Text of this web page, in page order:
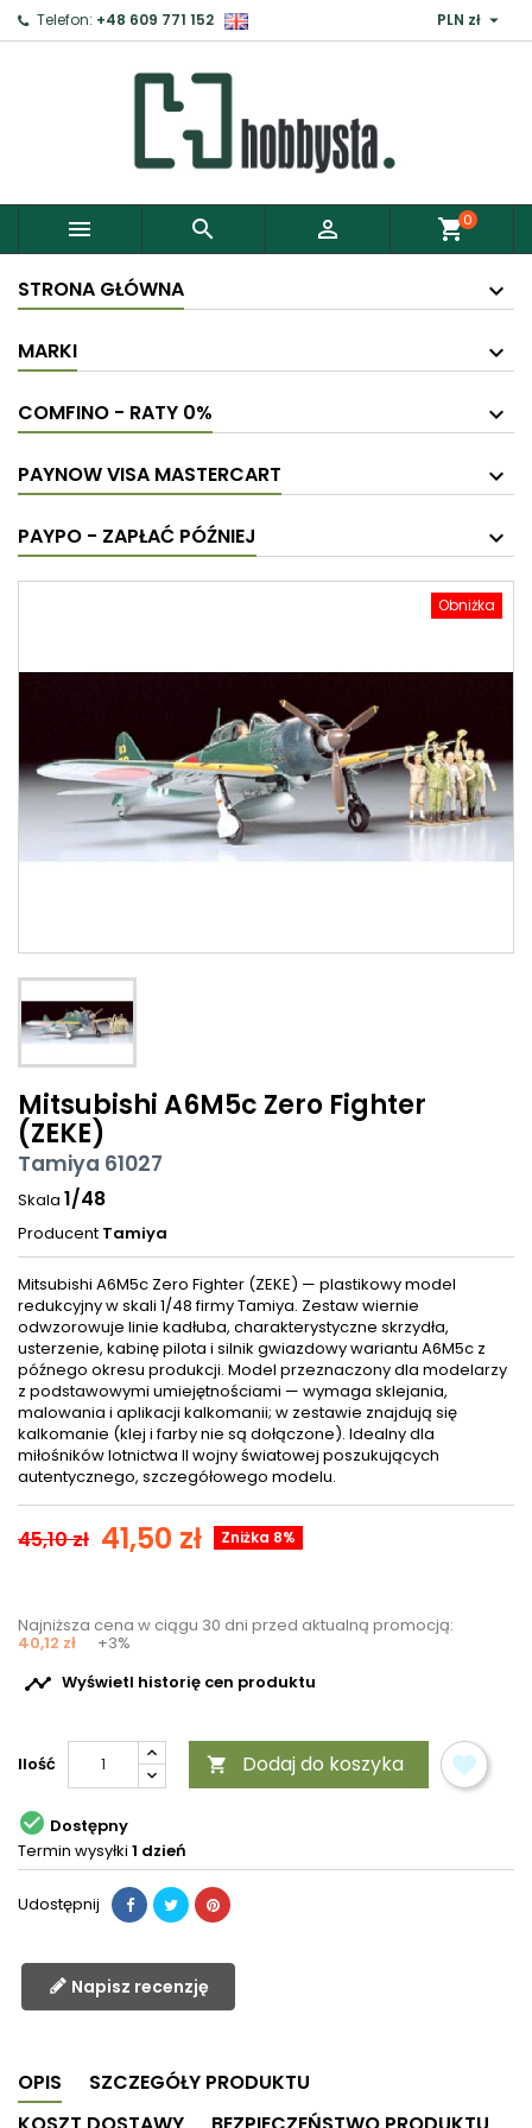
Telefon: +48 609 771 152 PLN zł 
   shopping_cart0
STRONA GŁÓWNA
MARKI
COMFINO - RATY 0%
PAYNOW VISA MASTERCART
PAYPO - ZAPŁAĆ PÓŹNIEJ
Obniżka
Mitsubishi A6M5c Zero Fighter
(ZEKE)
Tamiya 61027
Skala 1/48
Producent Tamiya
Mitsubishi A6M5c Zero Fighter (ZEKE) — plastikowy model
redukcyjny w skali 1/48 firmy Tamiya. Zestaw wiernie
odwzorowuje linie kadłuba, charakterystyczne skrzydła,
usterzenie, kabinę pilota i silnik gwiazdowy wariantu A6M5c z
późnego okresu produkcji. Model przeznaczony dla modelarzy
z podstawowymi umiejętnościami — wymaga sklejania,
malowania i aplikacji kalkomanii; w zestawie znajdują się
kalkomanie (klej i farby nie są dołączone). Idealny dla
miłośników lotnictwa II wojny światowej poszukujących
autentycznego, szczegółowego modelu.
45,10 zł 41,50 zł Zniżka 8%
Najniższa cena w ciągu 30 dni przed aktualną promocją:
40,12 zł +3%
 Wyświetl historię cen produktu
Ilość  Dodaj do koszyka
 Dostępny
Termin wysyłki 1 dzień
Udostępnij
Napisz recenzję
OPIS
SZCZEGÓŁY PRODUKTU